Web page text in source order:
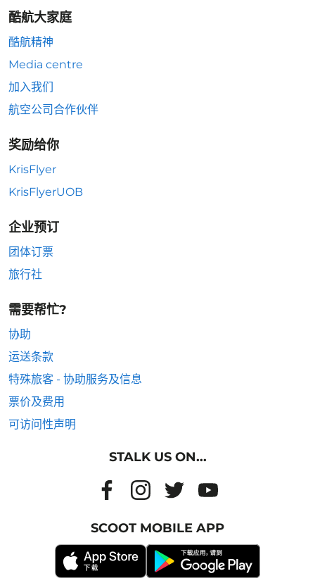
酷航大家庭
酷航精神
Media centre
加入我们
航空公司合作伙伴
奖励给你
KrisFlyer
KrisFlyerUOB
企业预订
团体订票
旅行社
需要帮忙?
协助
运送条款
特殊旅客 - 协助服务及信息
票价及费用
可访问性声明
STALK US ON...
SCOOT MOBILE APP